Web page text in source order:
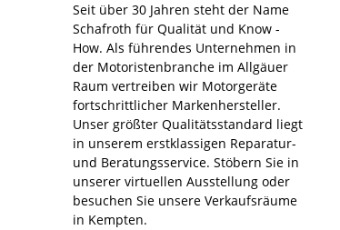
Seit über 30 Jahren steht der Name
Schafroth für Qualität und Know -
How. Als führendes Unternehmen in
der Motoristenbranche im Allgäuer
Raum vertreiben wir Motorgeräte
fortschrittlicher Markenhersteller.
Unser größter Qualitätsstandard liegt
in unserem erstklassigen Reparatur-
und Beratungsservice. Stöbern Sie in
unserer virtuellen Ausstellung oder
besuchen Sie unsere Verkaufsräume
in Kempten.